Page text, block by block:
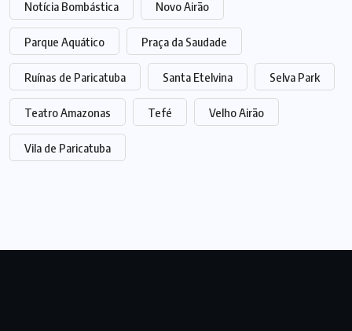
Notícia Bombástica Novo Airão
Parque Aquático Praça da Saudade
Ruínas de Paricatuba Santa Etelvina Selva Park
Teatro Amazonas Tefé Velho Airão
Vila de Paricatuba